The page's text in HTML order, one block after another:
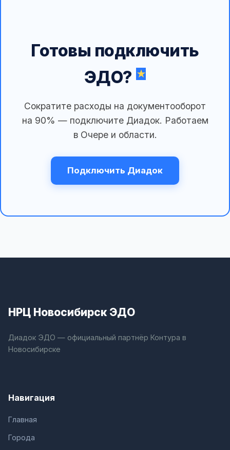
Готовы подключить
ЭДО?
Сократите расходы на документооборот
на 90% — подключите Диадок. Работаем
в Очере и области.
Подключить Диадок
НРЦ Новосибирск ЭДО
Диадок ЭДО — официальный партнёр Контура в
Новосибирске
Навигация
Главная
Города